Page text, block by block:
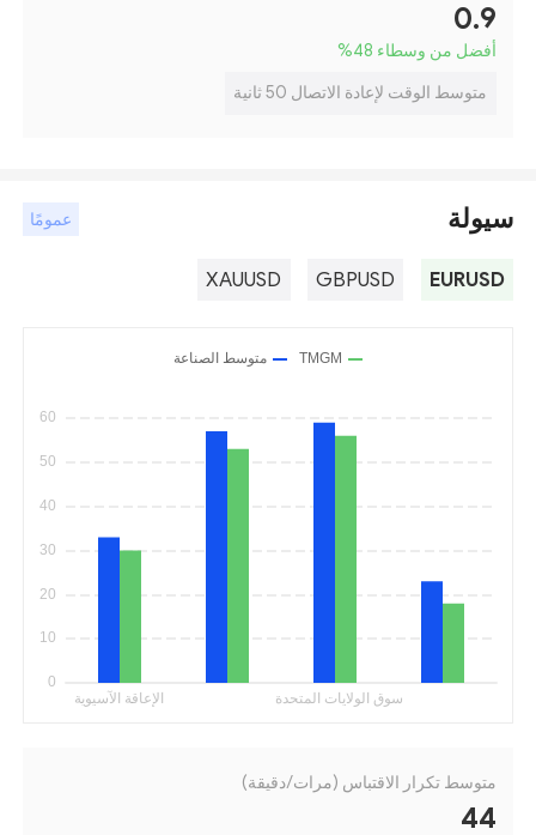
0.9
أفضل من وسطاء 48
%
متوسط الوقت لإعادة الاتصال 50 ثانية
سيولة عمومًا
EURUSD
GBPUSD
XAUUSD
متوسط تكرار الاقتباس (مرات/دقيقة)
44